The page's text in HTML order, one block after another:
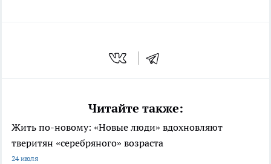
Читайте также:
Жить по-новому: «Новые люди» вдохновляют
тверитян «серебряного» возраста
24 июля